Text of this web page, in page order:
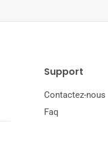
Support
Contactez-nous
Faq